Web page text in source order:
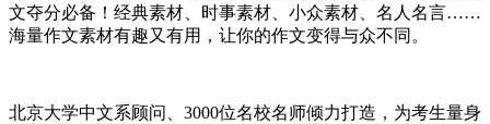
文夺分必备！经典素材、时事素材、小众素材、名人名言……
海量作文素材有趣又有用，让你的作文变得与众不同。
北京大学中文系顾问、3000位名校名师倾力打造，为考生量身